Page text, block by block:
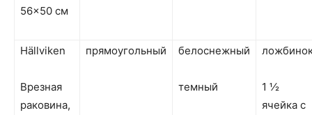
56×50 см
Hällviken
Врезная
раковина,
прямоугольный белоснежный
темный
1 ½
ячейка с